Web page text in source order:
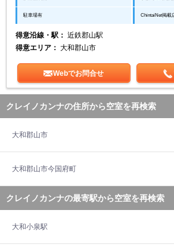
駐車場有 ChintaiNet掲載
得意沿線・駅： 近鉄郡山駅
得意エリア： 大和郡山市
Webでお問合せ
クレイノカンナの住所から空室を再検索
大和郡山市
大和郡山市今国府町
クレイノカンナの最寄駅から空室を再検索
大和小泉駅